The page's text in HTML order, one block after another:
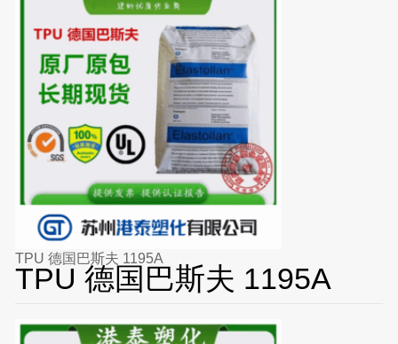
TPU 德国巴斯夫 1195A
TPU 德国巴斯夫 1195A